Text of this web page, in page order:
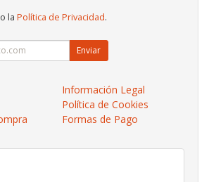
la Política de Privacidad.
Enviar
Información Legal
Política de Cookies
Formas de Pago